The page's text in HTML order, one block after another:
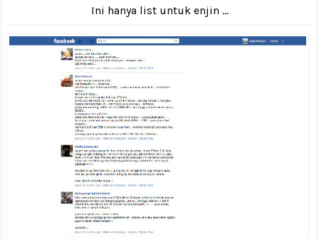
Ini hanya list untuk enjin ...